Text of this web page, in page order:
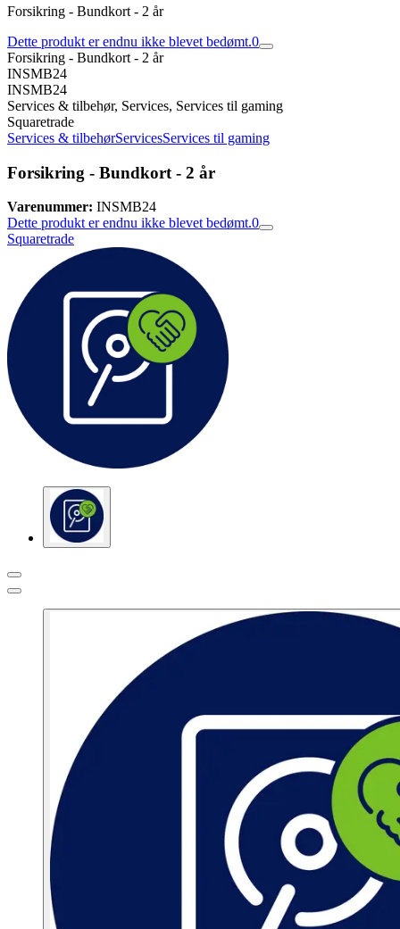
Forsikring - Bundkort - 2 år
Dette produkt er endnu ikke blevet bedømt.0
Forsikring - Bundkort - 2 år
INSMB24
INSMB24
Services & tilbehør, Services, Services til gaming
Squaretrade
Services & tilbehørServicesServices til gaming
Forsikring - Bundkort - 2 år
Varenummer: INSMB24
Dette produkt er endnu ikke blevet bedømt.0
Squaretrade